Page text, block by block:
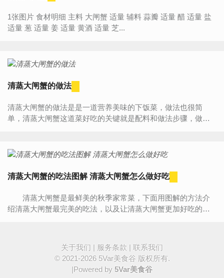
1张图片 食材明细 主料 大闸蟹 适量 辅料 蒜瓣 适量 醋 适量 盐
适量 葱 适量 姜 适量 黄酒 适量 芝...
清蒸大闸蟹的做法
清蒸大闸蟹的做法是是一道营养美味的下饭菜，做法也很简
单，清蒸大闸蟹这道菜好吃的关键就是配料和做法步骤，做菜
清蒸大闸蟹的吃法图解 清蒸大闸蟹怎么做好吃
清蒸大闸蟹是最鲜美的秋季家常菜，下面用图解的方法介
绍清蒸大闸蟹最完美的吃法，以及让清蒸大闸蟹更加好吃的美
关于我们 | 服务条款 | 联系我们
© 2021-2026 5Var美食谷 版权所有.
|Powered by 5Var美食谷